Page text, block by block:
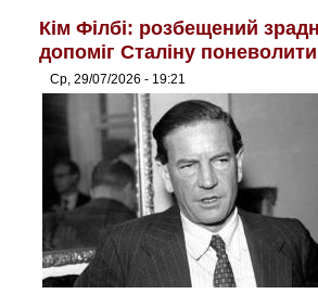
Кім Філбі: розбещений
допоміг Сталіну
Ср, 29/07/2026 - 19:21